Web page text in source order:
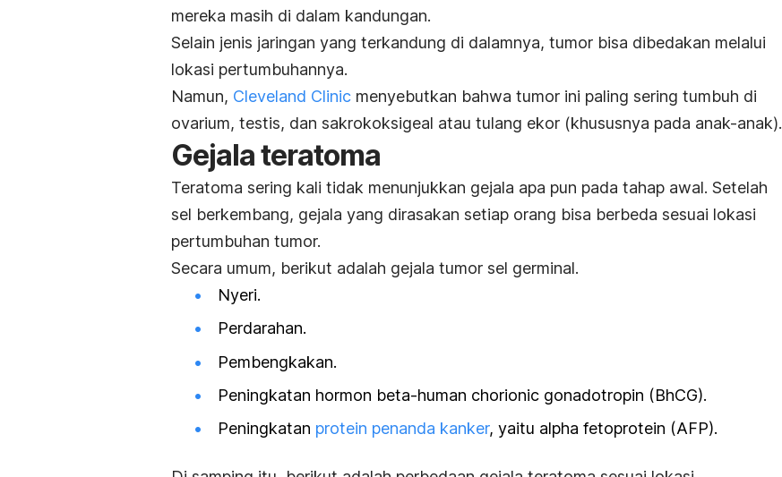
mereka masih di dalam kandungan.
Selain jenis jaringan yang terkandung di dalamnya, tumor bisa dibedakan melalui
lokasi pertumbuhannya.
Namun, Cleveland Clinic menyebutkan bahwa tumor ini paling sering tumbuh di
ovarium, testis, dan sakrokoksigeal atau tulang ekor (khususnya pada anak-anak).
Gejala teratoma
Teratoma sering kali tidak menunjukkan gejala apa pun pada tahap awal. Setelah
sel berkembang, gejala yang dirasakan setiap orang bisa berbeda sesuai lokasi
pertumbuhan tumor.
Secara umum, berikut adalah gejala tumor sel germinal.
Nyeri.
Perdarahan.
Pembengkakan.
Peningkatan hormon beta-human chorionic gonadotropin (BhCG).
Peningkatan protein penanda kanker, yaitu alpha fetoprotein (AFP).